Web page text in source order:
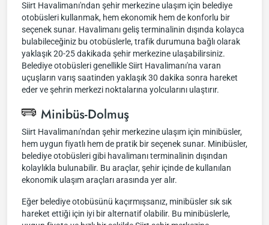
Siirt Havalimanı'ndan şehir merkezine ulaşım için belediye
otobüsleri kullanmak, hem ekonomik hem de konforlu bir
seçenek sunar. Havalimanı geliş terminalinin dışında kolayca
bulabileceğiniz bu otobüslerle, trafik durumuna bağlı olarak
yaklaşık 20-25 dakikada şehir merkezine ulaşabilirsiniz.
Belediye otobüsleri genellikle Siirt Havalimanı'na varan
uçuşların varış saatinden yaklaşık 30 dakika sonra hareket
eder ve şehrin merkezi noktalarına yolcularını ulaştırır.
Minibüs-Dolmuş
Siirt Havalimanı'ndan şehir merkezine ulaşım için minibüsler,
hem uygun fiyatlı hem de pratik bir seçenek sunar. Minibüsler,
belediye otobüsleri gibi havalimanı terminalinin dışından
kolaylıkla bulunabilir. Bu araçlar, şehir içinde de kullanılan
ekonomik ulaşım araçları arasında yer alır.
Eğer belediye otobüsünü kaçırmışsanız, minibüsler sık sık
hareket ettiği için iyi bir alternatif olabilir. Bu minibüslerle,